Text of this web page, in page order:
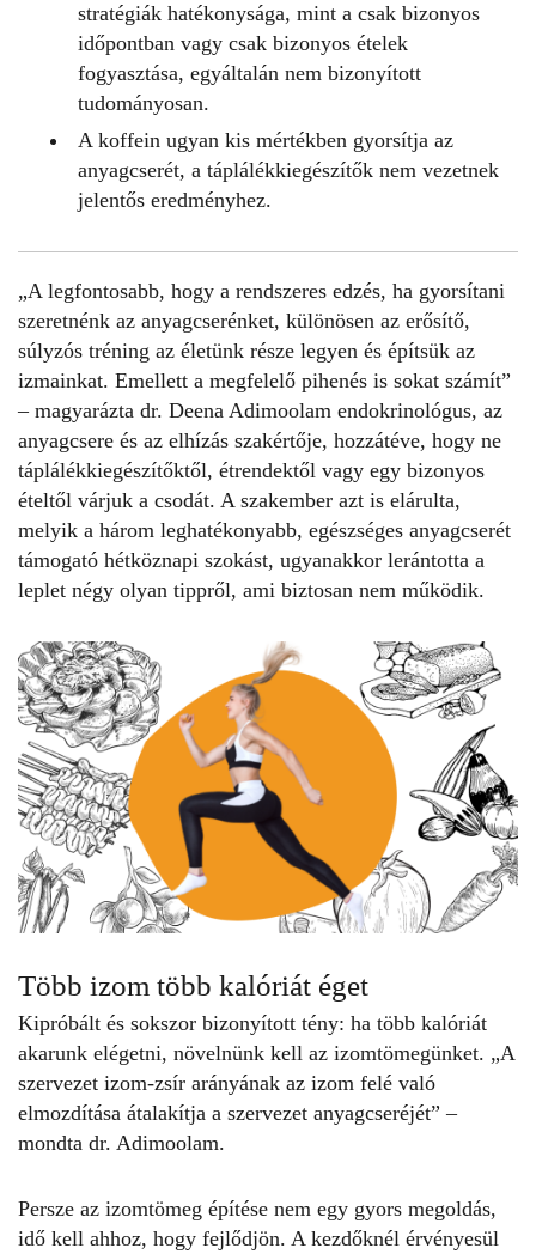
stratégiák hatékonysága, mint a csak bizonyos
időpontban vagy csak bizonyos ételek
fogyasztása, egyáltalán nem bizonyított
tudományosan.
A koffein ugyan kis mértékben gyorsítja az
anyagcserét, a táplálékkiegészítők nem vezetnek
jelentős eredményhez.
„A legfontosabb, hogy a rendszeres edzés, ha gyorsítani
szeretnénk az anyagcserénket, különösen az erősítő,
súlyzós tréning az életünk része legyen és építsük az
izmainkat. Emellett a megfelelő pihenés is sokat számít”
– magyarázta dr. Deena Adimoolam endokrinológus, az
anyagcsere és az elhízás szakértője, hozzátéve, hogy ne
táplálékkiegészítőktől, étrendektől vagy egy bizonyos
ételtől várjuk a csodát. A szakember azt is elárulta,
melyik a három leghatékonyabb, egészséges anyagcserét
támogató hétköznapi szokást, ugyanakkor lerántotta a
leplet négy olyan tippről, ami biztosan nem működik.
Több izom több kalóriát éget
Kipróbált és sokszor bizonyított tény: ha több kalóriát
akarunk elégetni, növelnünk kell az izomtömegünket. „A
szervezet izom-zsír arányának az izom felé való
elmozdítása átalakítja a szervezet anyagcseréjét” –
mondta dr. Adimoolam.
Persze az izomtömeg építése nem egy gyors megoldás,
idő kell ahhoz, hogy fejlődjön. A kezdőknél érvényesül